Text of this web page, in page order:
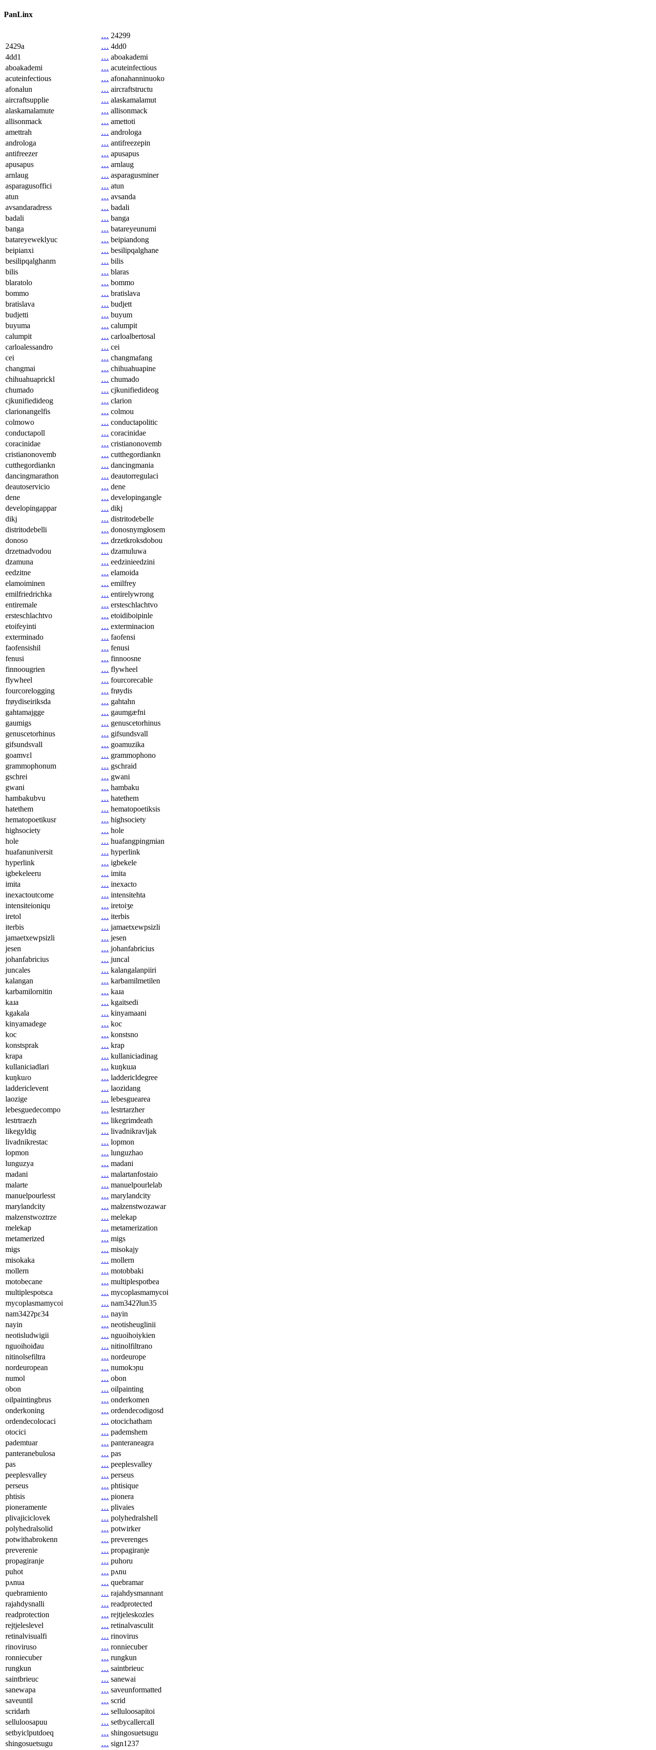
PanLinx
… 24299
2429a
… 4dd0
4dd1
… aboakademi
aboakademi
… acuteinfectious
acuteinfectious
… afonahanninuoko
afonalun
… aircraftstructu
aircraftsupplie
… alaskamalamut
alaskamalamute
… allisonmack
allisonmack
… amettoti
amettrah
… androloga
androloga
… antifreezepin
antifreezer
… apusapus
apusapus
… arnlaug
arnlaug
… asparagusminer
asparagusoffici
… atun
atun
… avsanda
avsandaradress
… badali
badali
… banga
banga
… batareyeunumi
batareyeweklyuc
… beipiandong
beipianxi
… besilipqalghane
besilipqalghanm
… bilis
bilis
… blaras
blaratolo
… bommo
bommo
… bratislava
bratislava
… budjett
budjetti
… buyum
buyuma
… calumpit
calumpit
… carloalbertosal
carloalessandro
… cei
cei
… changmafang
changmai
… chihuahuapine
chihuahuaprickl
… chumado
chumado
… cjkunifiedideog
cjkunifiedideog
… clarion
clarionangelfis
… colmou
colmowo
… conductapolitic
conductapoll
… coracinidae
coracinidae
… cristianonovemb
cristianonovemb
… cutthegordiankn
cutthegordiankn
… dancingmania
dancingmarathon
… deautorregulaci
deautoservicio
… dene
dene
… developingangle
developingappar
… dikj
dikj
… distritodebelle
distritodebelli
… donosnymgłosem
donoso
… drzetkroksdobou
drzetnadvodou
… dzamuluwa
dzamuna
… eedzinieedzini
eedzitne
… elamoida
elamoiminen
… emilfrey
emilfriedrichka
… entirelywrong
entiremale
… ersteschlachtvo
ersteschlachtvo
… etoidiboipinle
etoifeyinti
… exterminacion
exterminado
… faofensi
faofensishil
… fenusi
fenusi
… finnoosne
finnoougrien
… flywheel
flywheel
… fourcorecable
fourcorelogging
… frøydis
frøydiseiriksda
… gahtahn
gahtamajgge
… gaumgæfni
gaumigs
… genuscetorhinus
genuscetorhinus
… gifsundsvall
gifsundsvall
… goamuzika
goamvɛl
… grammophono
grammophonum
… gschraid
gschrei
… gwani
gwani
… hambaku
hambakubvu
… hatethem
hatethem
… hematopoetiksis
hematopoetikusr
… highsociety
highsociety
… hole
hole
… huafangpingmian
huafanuniversit
… hyperlink
hyperlink
… igbekele
igbekeleeru
… imita
imita
… inexacto
inexactoutcome
… intensitehta
intensiteioniqu
… iretoiʒe
iretol
… iterbis
iterbis
… jamaetxewpsizli
jamaetxewpsizli
… jesen
jesen
… johanfabricius
johanfabricius
… juncal
juncales
… kalangalanpiiri
kalangan
… karbamilmetilen
karbamilornitin
… kaɹa
kaɹa
… kgaitsedi
kgakala
… kinyamaani
kinyamadege
… koc
koc
… konstsno
konstsprak
… krap
krapa
… kullaniciadinag
kullaniciadlari
… kuŋkuɹa
kuŋkuɾo
… laddericldegree
laddericlevent
… laozidang
laozige
… lebesguearea
lebesguedecompo
… lestrtarzher
lestrtraezh
… likegrimdeath
likegyldig
… livadnikravljak
livadnikrestac
… lopmon
lopmon
… lunguzhao
lunguzya
… madani
madani
… malartanfostaio
malarte
… manuelpourlelab
manuelpourlesst
… marylandcity
marylandcity
… małzenstwozawar
małzenstwoztrze
… melekap
melekap
… metamerization
metamerized
… migs
migs
… misokajy
misokaka
… mollern
mollern
… motobbaki
motobecane
… multiplespotbea
multiplespotsca
… mycoplasmamycoi
mycoplasmamycoi
… nam342ʔlun35
nam342ʔpɛ34
… nayin
nayin
… neotisheuglinii
neotisludwigii
… nguoihoiykien
nguoihoiđau
… nitinolfiltrano
nitinolsefiltra
… nordeurope
nordeuropean
… numokɔɲu
numol
… obon
obon
… oilpainting
oilpaintingbrus
… onderkomen
onderkoning
… ordendecodigosd
ordendecolocaci
… otocichatham
otocici
… pademshem
pademtuar
… panteraneagra
panteranebulosa
… pas
pas
… peeplesvalley
peeplesvalley
… perseus
perseus
… phtisique
phtisis
… pionera
pioneramente
… plivaies
plivajiciclovek
… polyhedralshell
polyhedralsolid
… potwirker
potwithabrokenn
… preverenges
preverenie
… propagiranje
propagiranje
… puhoru
puhot
… pʌnu
pʌnua
… quebramar
quebramiento
… rajahdysmannant
rajahdysnalli
… readprotected
readprotection
… rejtjeleskozles
rejtjeleslevel
… retinalvasculit
retinalvisualfi
… rinovirus
rinoviruso
… ronniecuber
ronniecuber
… rungkun
rungkun
… saintbrieuc
saintbrieuc
… sanewai
sanewapa
… saveunformatted
saveuntil
… scrid
scridarh
… selluloosapitoi
selluloosapuu
… setbycallercall
setbyiclputdoeq
… shingosuetsugu
shingosuetsugu
… sign1237